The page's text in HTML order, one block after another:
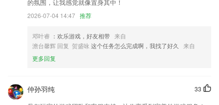
内存优化，提高运行速度
快看全新内容形式【漫剧】火热播出，你熟悉的CV大大都在这里哦～
行程路书优化，分享行程享好礼！
改善功能
亮度滑块增加一个选项，保留自动亮度模式。
以上就是利康体育的介绍，如果您喜欢这款软件，您可以到应用商店进行
打分评论，说出您的使用经历，以帮助我们更好的对产品进行优化修改。
的氛围，让我感觉就像置身其中！
2026-07-04 14:47 推荐
邓叶睿 ：欢乐游戏，好友相带 来自
澹台馨辉 回复 贺盛咏 这个任务怎么完成啊，我找了好久
来自
更多回复
33
仲孙羽纯